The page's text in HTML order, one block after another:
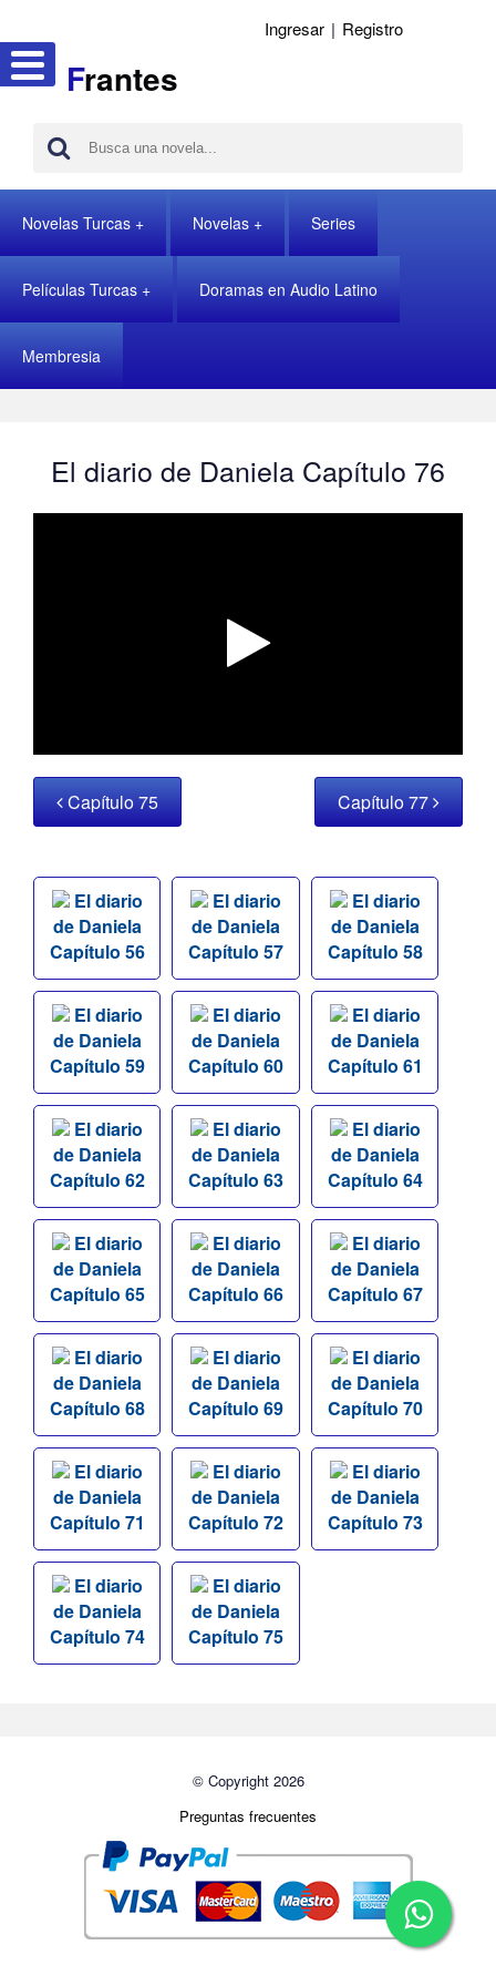
Frantes
Ingresar | Registro
Novelas Turcas Novelas Series
Películas Turcas Doramas en Audio Latino
Membresia
El diario de Daniela Capítulo 76
Capítulo 75 Capítulo 77
El diario
de Daniela
Capítulo 56
El diario
de Daniela
Capítulo 57
El diario
de Daniela
Capítulo 58
El diario
de Daniela
Capítulo 59
El diario
de Daniela
Capítulo 60
El diario
de Daniela
Capítulo 61
El diario
de Daniela
Capítulo 62
El diario
de Daniela
Capítulo 63
El diario
de Daniela
Capítulo 64
El diario
de Daniela
Capítulo 65
El diario
de Daniela
Capítulo 66
El diario
de Daniela
Capítulo 67
El diario
de Daniela
Capítulo 68
El diario
de Daniela
Capítulo 69
El diario
de Daniela
Capítulo 70
El diario
de Daniela
Capítulo 71
El diario
de Daniela
Capítulo 72
El diario
de Daniela
Capítulo 73
El diario
de Daniela
Capítulo 74
El diario
de Daniela
Capítulo 75
© Copyright 2026
Preguntas frecuentes